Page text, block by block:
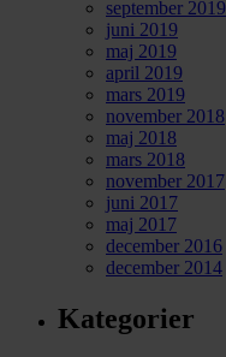
september 2019
juni 2019
maj 2019
april 2019
mars 2019
november 2018
maj 2018
mars 2018
november 2017
juni 2017
maj 2017
december 2016
december 2014
Kategorier